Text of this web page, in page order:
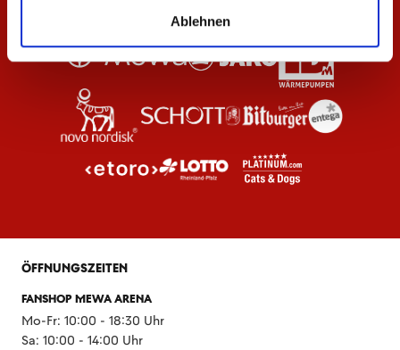
Ablehnen
ÖFFNUNGSZEITEN
FANSHOP MEWA ARENA
Mo-Fr: 10:00 - 18:30 Uhr
Sa: 10:00 - 14:00 Uhr